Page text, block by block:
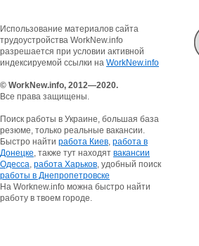
Использование материалов сайта
трудоустройства WorkNew.info
разрешается при условии активной
индексируемой ссылки на WorkNew.info
© WorkNew.info, 2012—2020.
Все права защищены.
Поиск работы в Украине, большая база
резюме, только реальные вакансии.
Быстро найти работа Киев, работа в
Донецке, также тут находят вакансии
Одесса, работа Харьков, удобный поиск
работы в Днепропетровске
На Worknew.info можна быстро найти
работу в твоем городе.